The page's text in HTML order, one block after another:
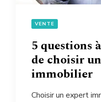
VENTE
5 questions
de choisir
immobilier
Choisir un expert